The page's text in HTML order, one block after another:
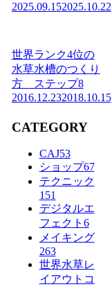
2025.09.152025.10.22
世界ランク4位の
水草水槽のつくり
方 ステップ8
2016.12.232018.10.15
CATEGORY
CAJ53
ショップ67
テクニック
151
デジタルエ
フェクト 6
メイキング
263
世界水草レ
イアウトコ